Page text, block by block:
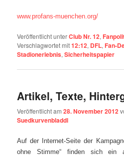
www.profans-muenchen.org/
Veröffentlicht unterClub Nr. 12,
Verschlagwortet mit12:12, DFL, Fan-
Stadionerlebnis,Sicherheitspapier
Artikel, Texte,
Veröffentlicht am28. November 2012
Suedkurvenbladdl
Auf der Internet-Seite der
ohne Stimme“ finden sich ein